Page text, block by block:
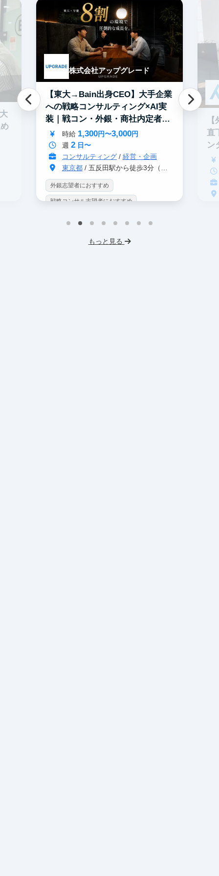
株式会社アップグレード
【東大→Bain出身CEO】大手企業
への戦略コンサルティング×AI実
装｜戦コン・外銀・商社内定者多
数
時給 1,300円〜3,000円
週 2日〜
コンサルティング/ 経営・企画
東京都/ 五反田駅から徒歩3分（大崎駅から徒歩8分）
外銀志望者におすすめ
戦略コンサル志望者におすすめ
直
ン
もっと見る